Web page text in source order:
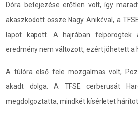
Dóra befejezése erőtlen volt, így
akaszkodott össze Nagy Anikóval, a
lapot kapott. A hajrában felpörögtek
eredmény nem változott, ezért jöhetett a
A túlóra első fele mozgalmas volt,
akadt dolga. A TFSE cerberusát
megdolgoztatta, mindkét kísérletet